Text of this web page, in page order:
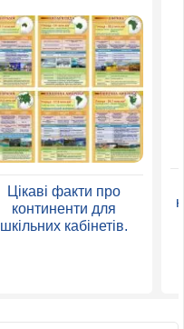
Цікаві факти про
континенти для
шкільних кабінетів.